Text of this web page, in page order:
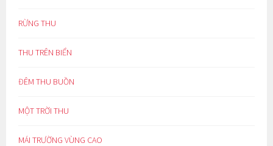
RỪNG THU
THU TRÊN BIỂN
ĐÊM THU BUỒN
MỘT TRỜI THU
MÁI TRƯỜNG VÙNG CAO